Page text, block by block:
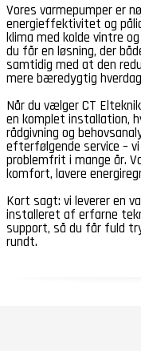
Vores varmepumper er
energieffektivitet og
klima med kolde vintre
du får en løsning, der
samtidig med at den
mere bæredygtig
Når du vælger CT
en komplet installation,
rådgivning og
efterfølgende service –
problemfrit i mange år.
komfort, lavere
Kort sagt: vi leverer en
installeret af erfarne
support, så du får fuld
rundt.